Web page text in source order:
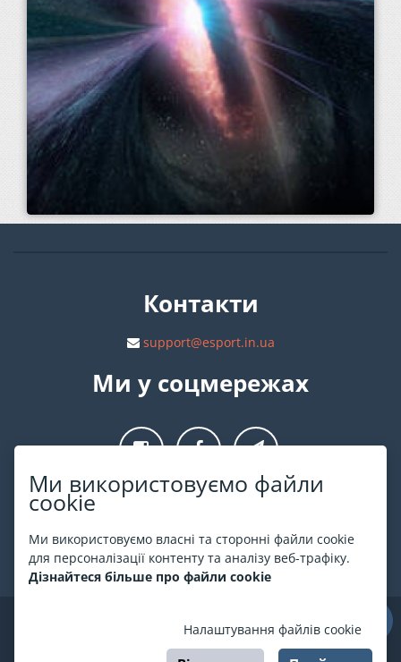
Ми використовуємо файли
cookie
Ми використовуємо власні та сторонні файли cookie
для персоналізації контенту та аналізу веб-трафіку.
Дізнайтеся більше про файли cookie
Налаштування файлів cookie
Контакти
support@esport.in.ua
Ми у соцмережах
Про ESPORT.in.ua
На ESPORT.in.ua представлена афіша Києва та інших міст
України. Всі квитки продаються офіційно. Ми працюємо
безпосередньо з касами.